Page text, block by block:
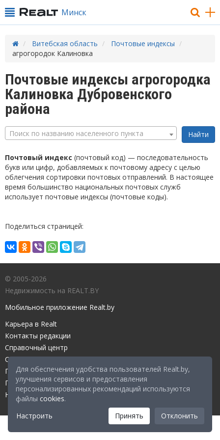
Для обеспечения удобства пользователей Realt.by,
улучшения сервисов и предоставления
персонализированных рекомендаций используются
файлы cookies.
Настроить
Принять Отклонить
Минск
Витебская область
Почтовые индексы
агрогородок Калиновка
Почтовые индексы агрогородка
Калиновка Дубровенского
района
Поиск по названию населенного пункта
Почтовый индекс (почтовый код) — последовательность
букв или цифр, добавляемых к почтовому адресу с целью
облегчения сортировки почтовых отправлений. В настоящее
время большинство национальных почтовых служб
использует почтовые индексы (почтовые коды).
Поделиться страницей:
© 2005-2026
Недвижимость на REALT.BY
Мобильное приложение Realt.by
Карьера в Realt
Контакты редакции
Справочный центр
Служба поддержки
Прейскурант
Правовые документы
Настройка файлов cookies